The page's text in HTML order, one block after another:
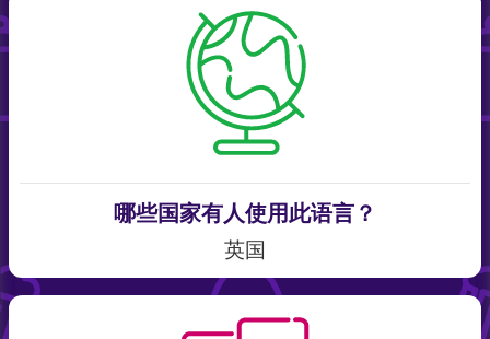
哪些国家有人使用此语言？
英国